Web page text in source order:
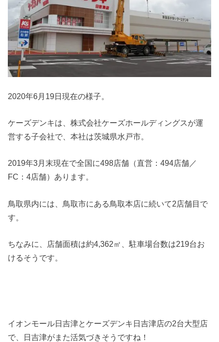
2020年6月19日現在の様子。
ケーズデンキは、株式会社ケーズホールディングスが運
営する子会社で、本社は茨城県水戸市。
2019年3月末現在で全国に498店舗（直営：494店舗／
FC：4店舗）あります。
鳥取県内には、鳥取市にある鳥取本店に続いて2店舗目で
す。
ちなみに、店舗面積は約4,362㎡、駐車場台数は219台お
けるそうです。
イオンモール日吉津とケーズデンキ日吉津店の2台大型店
で、日吉津がまた活気づきそうですね！